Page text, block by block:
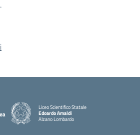
Liceo Scientifico Statale
Edoardo Amaldi
Alzano Lombardo